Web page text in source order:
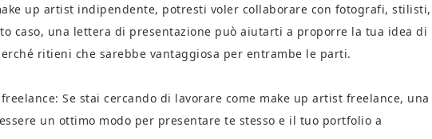
up artist indipendente, potresti voler collaborare con fotografi, stilisti,
caso, una lettera di presentazione può aiutarti a proporre la tua idea di
ritieni che sarebbe vantaggiosa per entrambe le parti.
Se stai cercando di lavorare come make up artist freelance, una
un ottimo modo per presentare te stesso e il tuo portfolio a